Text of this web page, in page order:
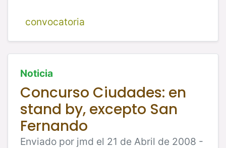
convocatoria
Noticia
Concurso Ciudades: en
stand by, excepto San
Fernando
Enviado por jmd el 21 de Abril de 2008 -